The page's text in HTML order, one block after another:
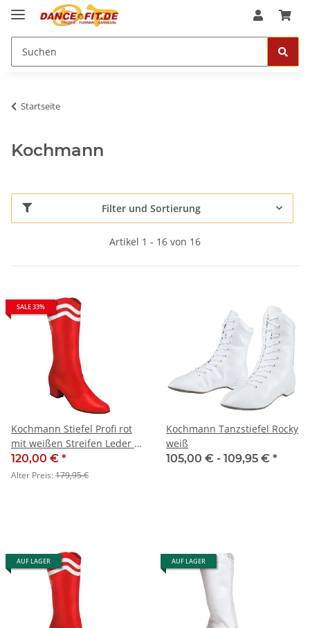
Startseite
Kochmann
Filter und Sortierung
Artikel 1 - 16 von 16
SALE 33%
Kochmann Stiefel Profi rot
mit weißen Streifen Leder -
SALE
120,00 € *
Alter Preis:179,95 €
Kochmann Tanzstiefel Rocky
weiß
105,00 € - 109,95 € *
AUF LAGER AUF LAGER